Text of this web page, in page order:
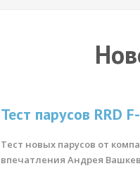
Тест парусов RRD
Тест новых парусов от
впечатления Андрея